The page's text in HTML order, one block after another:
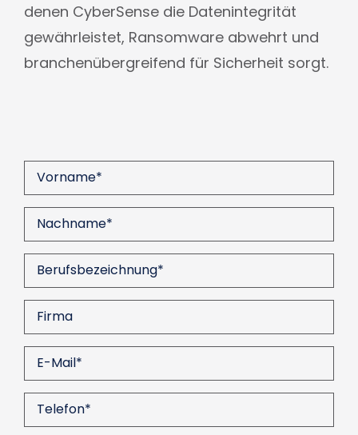
denen CyberSense die Datenintegrität
gewährleistet, Ransomware abwehrt und
branchenübergreifend für Sicherheit sorgt.